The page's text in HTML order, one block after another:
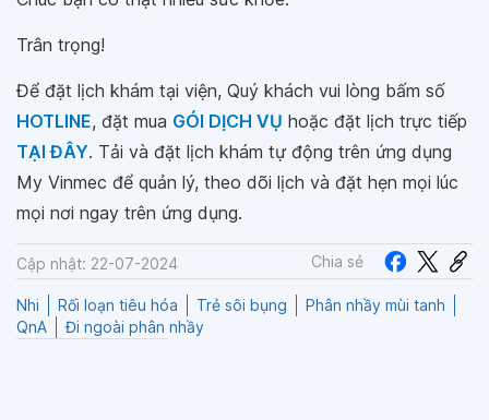
Trân trọng!
Để đặt lịch khám tại viện, Quý khách vui lòng bấm số
HOTLINE, đặt mua GÓI DỊCH VỤ hoặc đặt lịch trực tiếp
TẠI ĐÂY. Tải và đặt lịch khám tự động trên ứng dụng
My Vinmec để quản lý, theo dõi lịch và đặt hẹn mọi lúc
mọi nơi ngay trên ứng dụng.
Cập nhật: 22-07-2024 Chia sẻ
Nhi Rối loạn tiêu hóa Trẻ sôi bụng
Phân nhầy mùi tanh
QnA
Đi ngoài phân nhầy